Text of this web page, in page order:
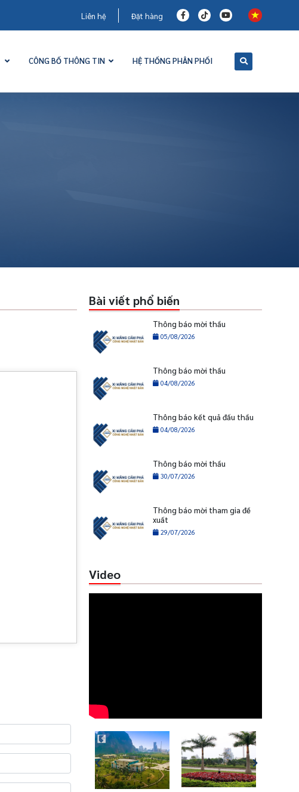
Liên hệ Đặt hàng
CÔNG BỐ THÔNG TIN HỆ THỐNG PHÂN PHỐI
Bài viết phổ biến
Thông báo mời thầu
05/08/2026
Thông báo mời thầu
04/08/2026
Thông báo kết quả đấu thầu
04/08/2026
Thông báo mời thầu
30/07/2026
Thông báo mời tham gia đề
xuất
29/07/2026
Video